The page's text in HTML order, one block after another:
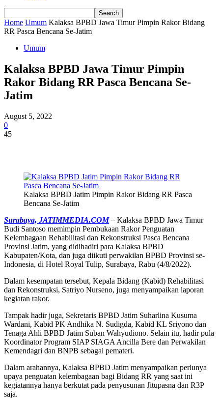
Home Umum Kalaksa BPBD Jawa Timur Pimpin Rakor Bidang
RR Pasca Bencana Se-Jatim
Umum
Kalaksa BPBD Jawa Timur Pimpin
Rakor Bidang RR Pasca Bencana Se-
Jatim
August 5, 2022
0
45
Kalaksa BPBD Jatim Pimpin Rakor Bidang RR Pasca
Bencana Se-Jatim
Surabaya, JATIMMEDIA.COM– Kalaksa BPBD Jawa Timur
Budi Santoso memimpin Pembukaan Rakor Penguatan
Kelembagaan Rehabilitasi dan Rekonstruksi Pasca Bencana
Provinsi Jatim, yang didihadiri para Kalaksa BPBD
Kabupaten/Kota, dan juga diikuti perwakilan BPBD Provinsi se-
Indonesia, di Hotel Royal Tulip, Surabaya, Rabu (4/8/2022).
Dalam kesempatan tersebut, Kepala Bidang (Kabid) Rehabilitasi
dan Rekonstruksi, Satriyo Nurseno, juga menyampaikan laporan
kegiatan rakor.
Tampak hadir juga, Sekretaris BPBD Jatim Suharlina Kusuma
Wardani, Kabid PK Andhika N. Sudigda, Kabid KL Sriyono dan
Tenaga Ahli BPBD Jatim Suban Wahyudiono. Selain itu, hadir pula
Koordinator Program SIAP SIAGA Ancilla Bere dan Perwakilan
Kemendagri dan BNPB sebagai pemateri.
Dalam arahannya, Kalaksa BPBD Jatim menyampaikan perlunya
upaya penguatan kelembagaan bagi Bidang RR yang saat ini
kegiatannya hanya berkutat pada penyusunan Jitupasna dan R3P
saja.